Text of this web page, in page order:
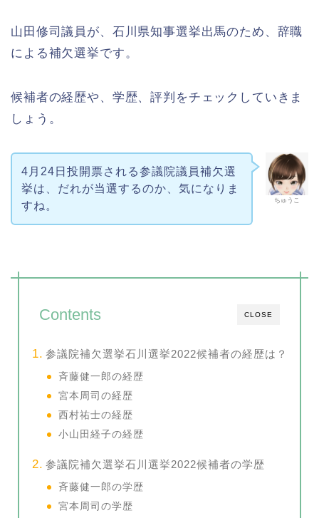
山田修司議員が、石川県知事選挙出馬のため、辞職
による補欠選挙です。
候補者の経歴や、学歴、評判をチェックしていきま
しょう。
ちゅうこ
4月24日投開票される参議院議員補欠選
挙は、だれが当選するのか、気になりま
すね。
CLOSE
Contents
参議院補欠選挙石川選挙2022候補者の経歴は？
斉藤健一郎の経歴
宮本周司の経歴
西村祐士の経歴
小山田経子の経歴
参議院補欠選挙石川選挙2022候補者の学歴
斉藤健一郎の学歴
宮本周司の学歴